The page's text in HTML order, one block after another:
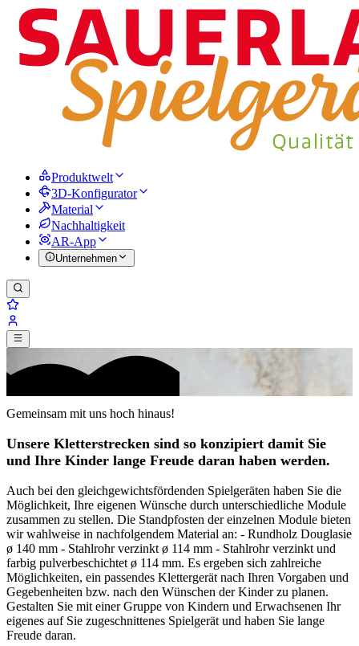
Produktwelt
3D-Konfigurator
Material
Nachhaltigkeit
AR-App
Unternehmen
Gemeinsam mit uns hoch hinaus!
Unsere Kletterstrecken sind so konzipiert damit Sie
und Ihre Kinder lange Freude daran haben werden.
Auch bei den gleichgewichtsfördenden Spielgeräten haben Sie die
Möglichkeit, Ihre eigenen Wünsche durch unterschiedliche Module
zusammen zu stellen. Die Standpfosten der einzelnen Module bieten
wir wahlweise in nachfolgendem Material an: - Rundholz Douglasie
ø 140 mm - Stahlrohr verzinkt ø 114 mm - Stahlrohr verzinkt und
farbig pulverbeschichtet ø 114 mm. Es ergeben sich zahlreiche
Möglichkeiten, ein passendes Klettergerät nach Ihren Vorgaben und
Gegebenheiten bzw. nach den Wünschen der Kinder zu planen.
Gestalten Sie mit einer Gruppe von Kindern und Erwachsenen Ihr
eigenes auf Sie zugeschnittenes Spielgerät und haben Sie lange
Freude daran.